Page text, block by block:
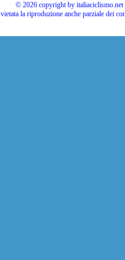
© 2026 copyright by
vietata la riproduzione anche parziale dei